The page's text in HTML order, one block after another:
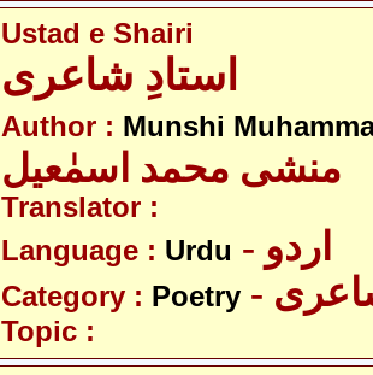
Ustad e Shairi
استادِ شاعری
Author : Munshi
منشی محمد اسمٰعیل
Translator :
Language : Urdu - اردو
Category : Poetry
Topic :